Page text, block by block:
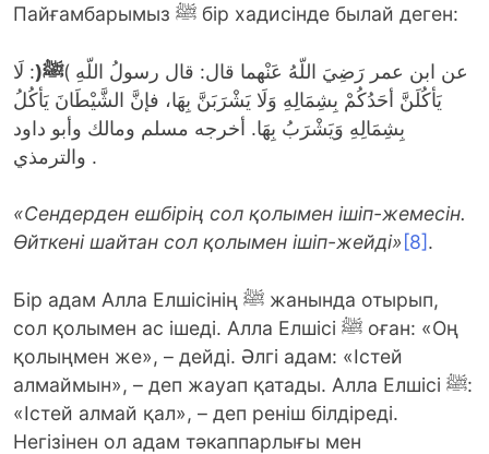
Пайғамбарымыз ﷺ бір хадисінде былай деген:
عن ابن عمر رَضِيَ اللّهُ عَنْهما قال: قال رسولُ اللّهِ )ﷺ(: لَا
يَأكُلَنَّ أحَدُكُمْ بِشِمَالِهِ وَلَا يَشْرَبَنَّ بِهَا، فإنَّ الشَّيْطَانَ يَأكُلُ
بِشِمَالِهِ وَيَشْرَبُ بِهَا. أخرجه مسلم ومالك وأبو داود
والترمذي .
«Сендерден ешбірің сол қолымен ішіп-жемесін.
Өйткені шайтан сол қолымен ішіп-жейді» [8].
Бір адам Алла Елшісінің ﷺ жанында отырып,
сол қолымен ас ішеді. Алла Елшісі ﷺ оған: «Оң
қолыңмен же», – дейді. Әлгі адам: «Істей
алмаймын», – деп жауап қатады. Алла Елшісі ﷺ:
«Істей алмай қал», – деп реніш білдіреді.
Негізінен ол адам тәкаппарлығы мен